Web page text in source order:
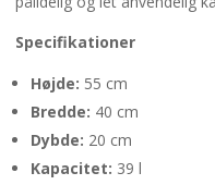
Specifikationer
Højde: 55 cm
Bredde: 40 cm
Dybde: 20 cm
Kapacitet: 39 l